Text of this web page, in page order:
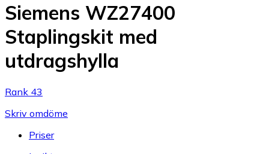
Siemens WZ27400
Staplingskit med
utdragshylla
Rank 43
Skriv omdöme
Priser